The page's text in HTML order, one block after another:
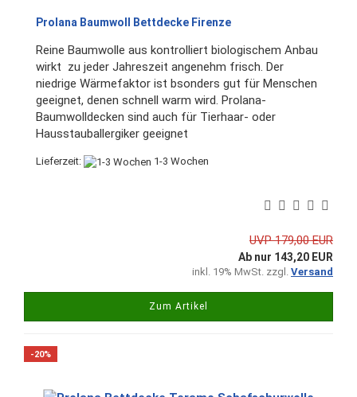
Prolana Baumwoll Bettdecke Firenze
Reine Baumwolle aus kontrolliert biologischem Anbau
wirkt zu jeder Jahreszeit angenehm frisch. Der
niedrige Wärmefaktor ist bsonders gut für Menschen
geeignet, denen schnell warm wird. Prolana-
Baumwolldecken sind auch für Tierhaar- oder
Hausstauballergiker geeignet
Lieferzeit: 1-3 Wochen
UVP 179,00 EUR
Ab nur 143,20 EUR
inkl. 19% MwSt. zzgl. Versand
Zum Artikel
-20%